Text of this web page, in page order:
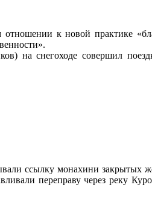
отношении к новой практике
на снегоходе совершил
ссылку монахини закрытых
переправу через реку